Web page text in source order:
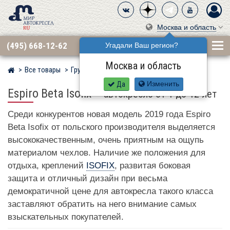
Москва и область
Угадали Ваш регион?
Москва и область
Да Изменить
(495) 668-12-62
Мир детских автокресел
Все товары Группа 1·2·3 (9–36 кг) ESPIRO
Espiro Beta Isofix–автокресло от 1 до 12 лет
Среди конкурентов новая модель 2019 года Espiro
Beta Isofix от польского производителя выделяется
высококачественным, очень приятным на ощупь
материалом чехлов. Наличие же положения для
отдыха, креплений
ISOFIX, развитая боковая
защита и отличный дизайн при весьма
демократичной цене для автокресла такого класса
заставляют обратить на него внимание самых
взыскательных покупателей.